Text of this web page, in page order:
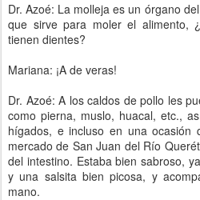
Dr. Azoé: La molleja es un órgano
que sirve para moler el alimento,
tienen dientes?
Mariana: ¡A de veras!
Dr. Azoé: A los caldos de pollo les
como pierna, muslo, huacal, etc.,
hígados, e incluso en una
mercado de San Juan del Río
del intestino. Estaba bien sabroso,
y una salsita bien picosa, y
mano.